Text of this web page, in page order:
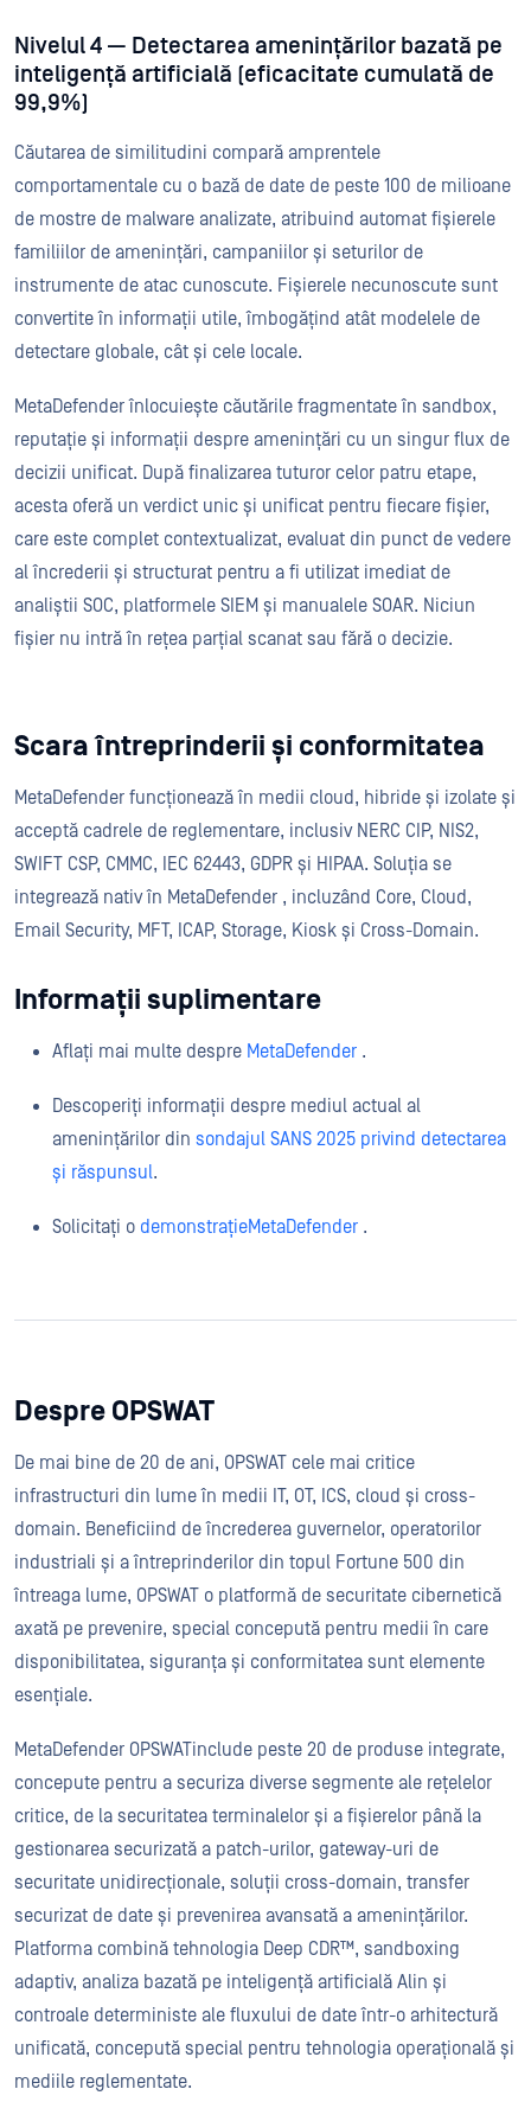
Nivelul 4 — Detectarea amenințărilor bazată pe
inteligență artificială (eficacitate cumulată de
99,9%)
Căutarea de similitudini compară amprentele
comportamentale cu o bază de date de peste 100 de milioane
de mostre de malware analizate, atribuind automat fișierele
familiilor de amenințări, campaniilor și seturilor de
instrumente de atac cunoscute. Fișierele necunoscute sunt
convertite în informații utile, îmbogățind atât modelele de
detectare globale, cât și cele locale.
MetaDefender înlocuiește căutările fragmentate în sandbox,
reputație și informații despre amenințări cu un singur flux de
decizii unificat. După finalizarea tuturor celor patru etape,
acesta oferă un verdict unic și unificat pentru fiecare fișier,
care este complet contextualizat, evaluat din punct de vedere
al încrederii și structurat pentru a fi utilizat imediat de
analiștii SOC, platformele SIEM și manualele SOAR. Niciun
fișier nu intră în rețea parțial scanat sau fără o decizie.
Scara întreprinderii și conformitatea
MetaDefender funcționează în medii cloud, hibride și izolate și
acceptă cadrele de reglementare, inclusiv NERC CIP, NIS2,
SWIFT CSP, CMMC, IEC 62443, GDPR și HIPAA. Soluția se
integrează nativ în MetaDefender , incluzând Core, Cloud,
Email Security, MFT, ICAP, Storage, Kiosk și Cross-Domain.
Informații suplimentare
Aflați mai multe despre MetaDefender .
Descoperiți informații despre mediul actual al
amenințărilor din sondajul SANS 2025 privind detectarea
și răspunsul.
Solicitați o demonstrațieMetaDefender .
Despre OPSWAT
De mai bine de 20 de ani, OPSWAT cele mai critice
infrastructuri din lume în medii IT, OT, ICS, cloud și cross-
domain. Beneficiind de încrederea guvernelor, operatorilor
industriali și a întreprinderilor din topul Fortune 500 din
întreaga lume, OPSWAT o platformă de securitate cibernetică
axată pe prevenire, special concepută pentru medii în care
disponibilitatea, siguranța și conformitatea sunt elemente
esențiale.
MetaDefender OPSWATinclude peste 20 de produse integrate,
concepute pentru a securiza diverse segmente ale rețelelor
critice, de la securitatea terminalelor și a fișierelor până la
gestionarea securizată a patch-urilor, gateway-uri de
securitate unidirecționale, soluții cross-domain, transfer
securizat de date și prevenirea avansată a amenințărilor.
Platforma combină tehnologia Deep CDR™, sandboxing
adaptiv, analiza bazată pe inteligență artificială Alin și
controale deterministe ale fluxului de date într-o arhitectură
unificată, concepută special pentru tehnologia operațională și
mediile reglementate.